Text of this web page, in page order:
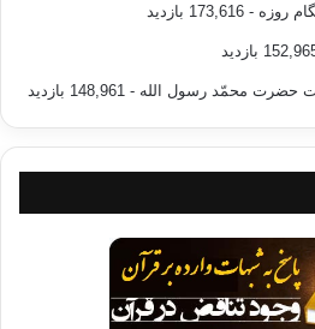
روزه - 173,616 بازدید
حضرت محمّد رسول الله - 148,961 بازدید